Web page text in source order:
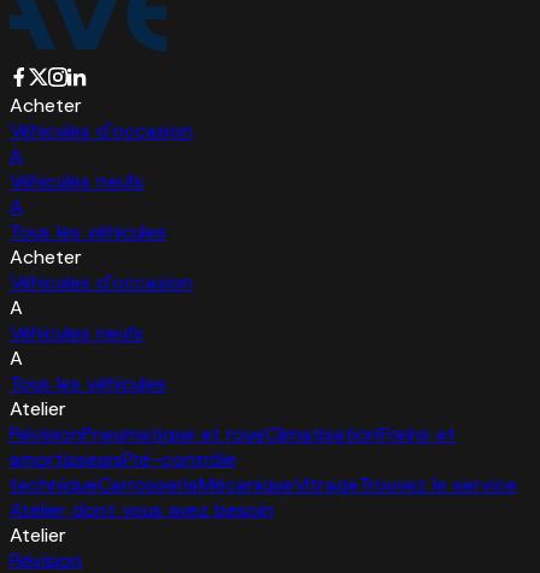
Acheter
Véhicules d'occasion
A
Véhicules neufs
A
Tous les véhicules
Acheter
Véhicules d'occasion
A
Véhicules neufs
A
Tous les véhicules
Atelier
RévisionPneumatique et roueClimatisationFreins et
amortisseursPré-contrôle
techniqueCarrosserieMécaniqueVitrageTrouvez le service
Atelier dont vous avez besoin
Atelier
Révision